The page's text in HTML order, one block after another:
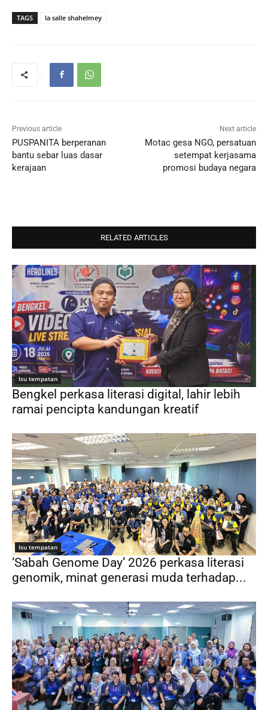
TAGS la salle shahelmey
Previous article
PUSPANITA berperanan
bantu sebar luas dasar
kerajaan
Next article
Motac gesa NGO, persatuan
setempat kerjasama
promosi budaya negara
RELATED ARTICLES
Isu tempatan
Bengkel perkasa literasi digital, lahir lebih
ramai pencipta kandungan kreatif
Isu tempatan
‘Sabah Genome Day’ 2026 perkasa literasi
genomik, minat generasi muda terhadap...